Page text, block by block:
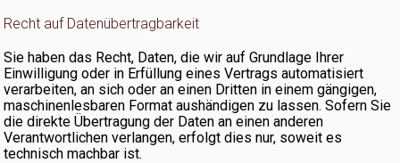
Recht auf Datenübertragbarkeit
Sie haben das Recht, Daten, die wir auf Grundlage Ihrer
Einwilligung oder in Erfüllung eines Vertrags automatisiert
verarbeiten, an sich oder an einen Dritten in einem gängigen,
maschinenlesbaren Format aushändigen zu lassen. Sofern Sie
die direkte Übertragung der Daten an einen anderen
Verantwortlichen verlangen, erfolgt dies nur, soweit es
technisch machbar ist.